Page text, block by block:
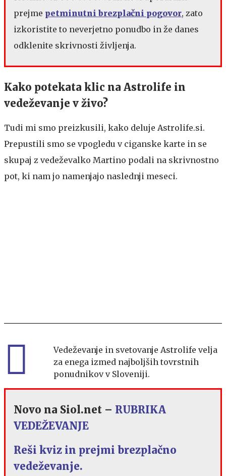
prejme petminutni brezplačni pogovor, zato
izkoristite to neverjetno ponudbo in že danes
odklenite skrivnosti življenja.
Kako potekata klic na Astrolife in
vedeževanje v živo?
Tudi mi smo preizkusili, kako deluje Astrolife.si.
Prepustili smo se vpogledu v ciganske karte in se
skupaj z vedeževalko Martino podali na skrivnostno
pot, ki nam jo namenjajo naslednji meseci.
Vedeževanje in svetovanje Astrolife velja
za enega izmed najboljših tovrstnih
ponudnikov v Sloveniji.
Novo na Siol.net – RUBRIKA
VEDEŽEVANJE
Reši kviz in prejmi brezplačno
vedeževanje.